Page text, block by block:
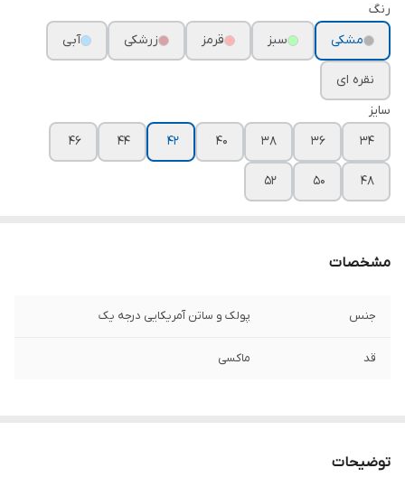
رنگ
مشکی
سبز قرمز زرشکی آبی
نقره ای
سایز
۳۴
۳۶ ۳۸ ۴۰ ۴۲ ۴۴ ۴۶
۴۸ ۵۰ ۵۲
مشخصات
جنس پولک و ساتن آمریکایی درجه یک
قد ماکسی
توضیحات